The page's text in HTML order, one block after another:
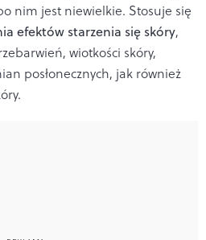
nim jest niewielkie. Stosuje się
efektów starzenia się skóry,
wiotkości skóry,
posłonecznych, jak również